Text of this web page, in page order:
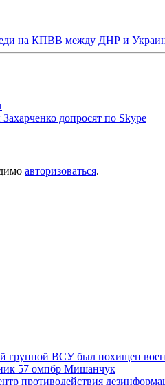
на КПВВ между ДНР и
допросят по Skype
авторизоваться.
группой ВСУ был похищен
57 омпбр Мишанчук
противодействия